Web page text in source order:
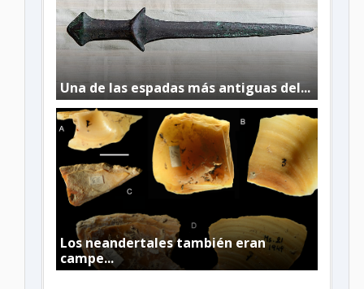
Una de las espadas más antiguas del...
Los neandertales también eran
campe...